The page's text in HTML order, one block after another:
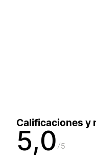
Calificaciones y
5,0 5